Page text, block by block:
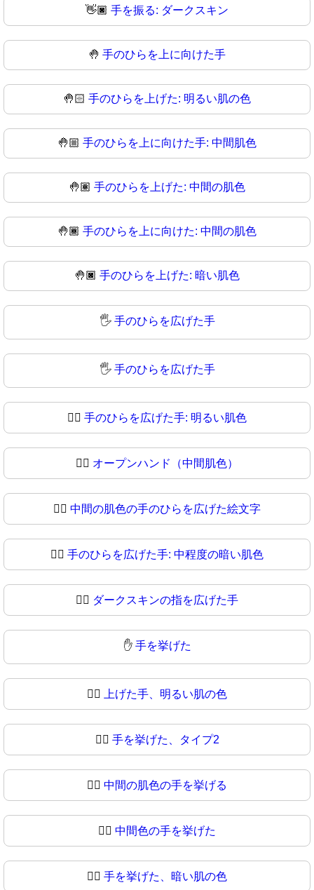
👋🏿 手を振る: ダークスキン
🤚 手のひらを上に向けた手
🤚🏻 手のひらを上げた: 明るい肌の色
🤚🏼 手のひらを上に向けた手: 中間肌色
🤚🏽 手のひらを上げた: 中間の肌色
🤚🏾 手のひらを上に向けた: 中間の肌色
🤚🏿 手のひらを上げた: 暗い肌色
🖐️ 手のひらを広げた手
🖐 手のひらを広げた手
🖐🏻 手のひらを広げた手: 明るい肌色
🖐🏼 オープンハンド（中間肌色）
🖐🏽 中間の肌色の手のひらを広げた絵文字
🖐🏾 手のひらを広げた手: 中程度の暗い肌色
🖐🏿 ダークスキンの指を広げた手
✋ 手を挙げた
✋🏻 上げた手、明るい肌の色
✋🏼 手を挙げた、タイプ2
✋🏽 中間の肌色の手を挙げる
✋🏾 中間色の手を挙げた
✋🏿 手を挙げた、暗い肌の色